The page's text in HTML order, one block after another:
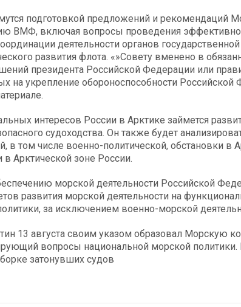
подготовкой предложений и рекомендаций
ВМФ, включая вопросы проведения
деятельности органов
развития флота. «»Совету вменено в
президента Российской Федерации или
на укрепление обороноспособности
интересов России в Арктике займется
судоходства. Он также будет
в том числе военно-политической, обстановки в
Арктической зоне России.
морской деятельности Российской
развития морской деятельности на
за исключением военно-морской
13 августа своим указом образовал Морскую
вопросы национальной морской политики.
затонувших судов